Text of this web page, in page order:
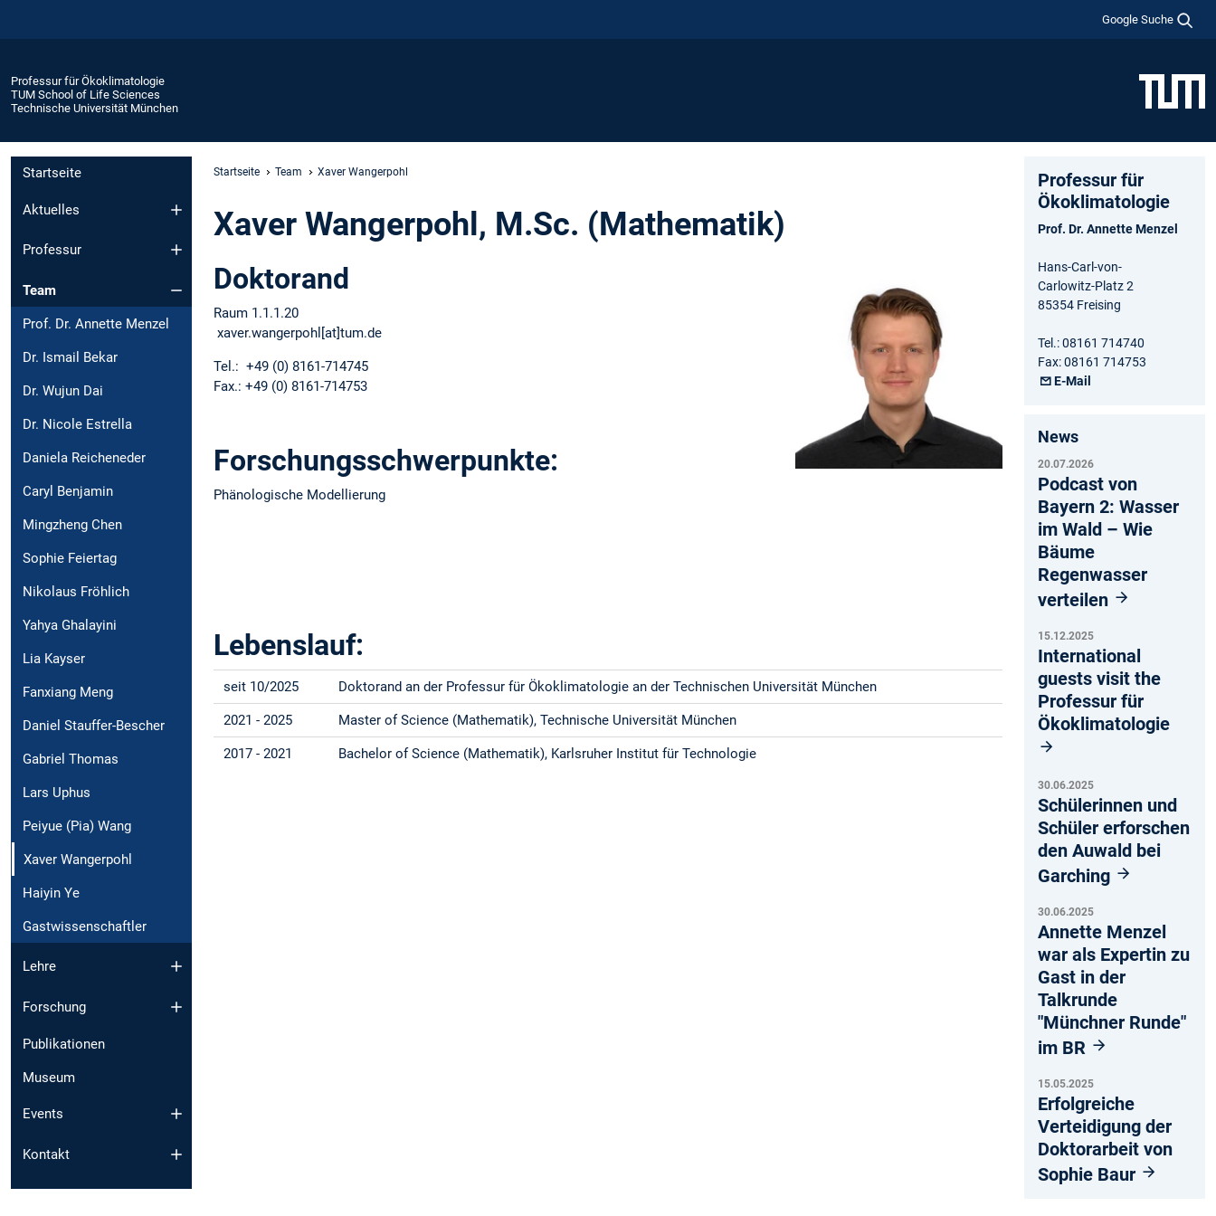
Google Suche
Professur für Ökoklimatologie
TUM School of Life Sciences
Technische Universität München
Startseite
Aktuelles
Professur
Team
Prof. Dr. Annette Menzel
Dr. Ismail Bekar
Dr. Wujun Dai
Dr. Nicole Estrella
Daniela Reicheneder
Caryl Benjamin
Mingzheng Chen
Sophie Feiertag
Nikolaus Fröhlich
Yahya Ghalayini
Lia Kayser
Fanxiang Meng
Daniel Stauffer-Bescher
Gabriel Thomas
Lars Uphus
Peiyue (Pia) Wang
Xaver Wangerpohl
Haiyin Ye
Gastwissenschaftler
Lehre
Forschung
Publikationen
Museum
Events
Kontakt
Startseite Team Xaver Wangerpohl
Xaver Wangerpohl, M.Sc. (Mathematik)
Doktorand
Raum 1.1.1.20
xaver.wangerpohl[at]tum.de
Tel.: +49 (0) 8161-714745
Fax.: +49 (0) 8161-714753
Forschungsschwerpunkte:
Phänologische Modellierung
Lebenslauf:
seit 10/2025 Doktorand an der Professur für Ökoklimatologie an der Technischen Universität München
2021 - 2025 Master of Science (Mathematik), Technische Universität München
2017 - 2021 Bachelor of Science (Mathematik), Karlsruher Institut für Technologie
Professur für
Ökoklimatologie
Prof. Dr. Annette Menzel
Hans-Carl-von-
Carlowitz-Platz 2
85354 Freising
Tel.: 08161 714740
Fax: 08161 714753
E-Mail
News
20.07.2026
Podcast von
Bayern 2: Wasser
im Wald – Wie
Bäume
Regenwasser
verteilen
15.12.2025
International
guests visit the
Professur für
Ökoklimatologie
30.06.2025
Schülerinnen und
Schüler erforschen
den Auwald bei
Garching
30.06.2025
Annette Menzel
war als Expertin zu
Gast in der
Talkrunde
"Münchner Runde"
im BR
15.05.2025
Erfolgreiche
Verteidigung der
Doktorarbeit von
Sophie Baur